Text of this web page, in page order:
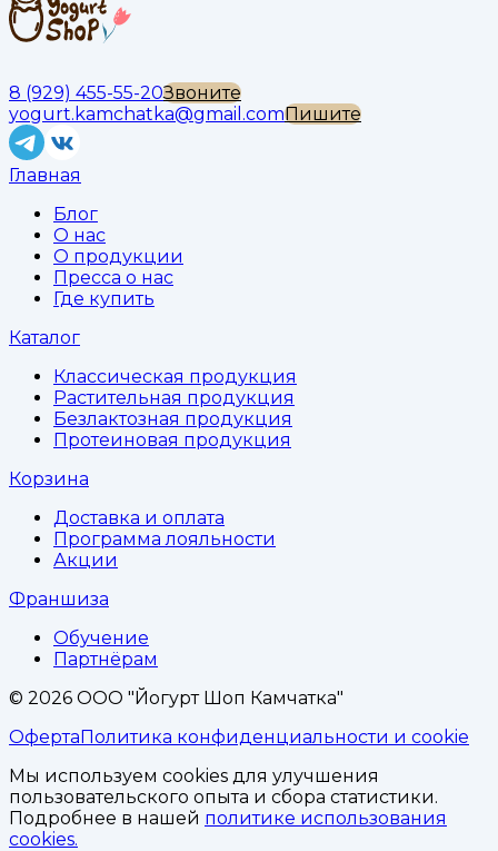
8 (929) 455-55-20Звоните
yogurt.kamchatka@gmail.comПишите
Главная
Блог
О нас
О продукции
Пресса о нас
Где купить
Каталог
Классическая продукция
Растительная продукция
Безлактозная продукция
Протеиновая продукция
Корзина
Доставка и оплата
Программа лояльности
Акции
Франшиза
Обучение
Партнёрам
© 2026 ООО "Йогурт Шоп Камчатка"
ОфертаПолитика конфиденциальности и cookie
Мы используем cookies для улучшения
пользовательского опыта и сбора статистики.
Подробнее в нашей политике использования
cookies.